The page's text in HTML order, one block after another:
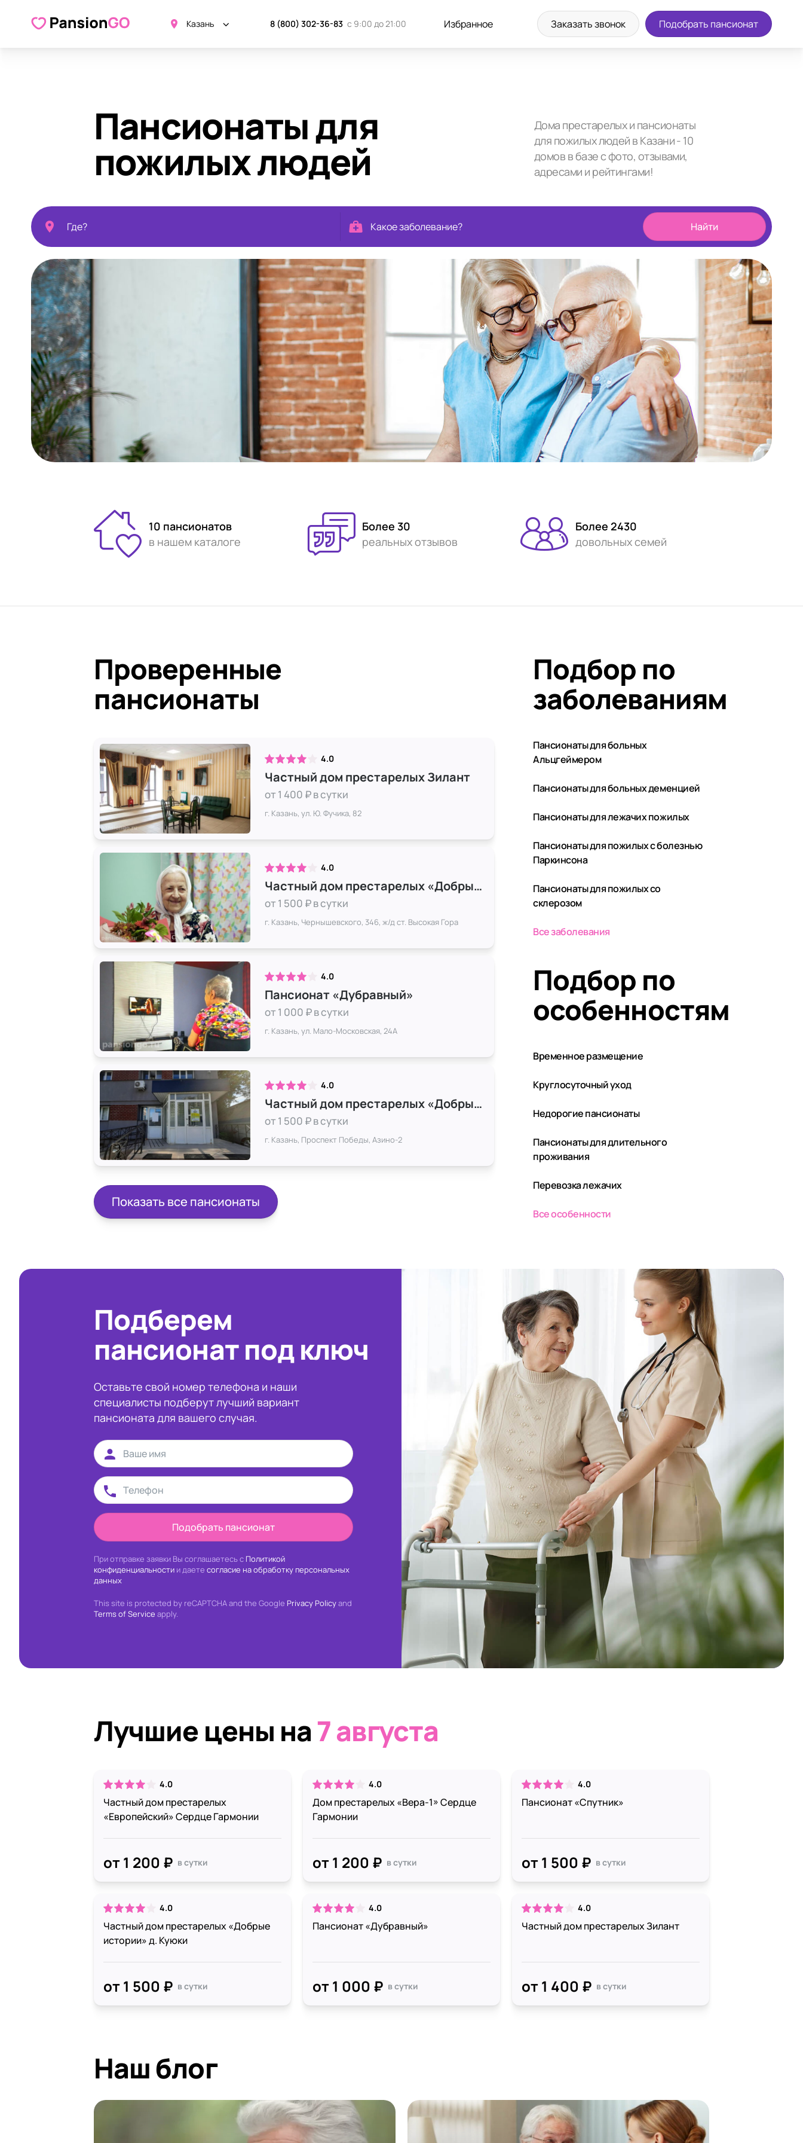
Казань 8 (800) 302-36-83 с 9:00 до 21:00 Избранное Заказать звонок Подобрать пансионат
Пансионаты для
пожилых людей
Дома престарелых и пансионаты
для пожилых людей в Казани - 10
домов в базе с фото, отзывами,
адресами и рейтингами!
Найти
10 пансионатов
в нашем каталоге
Более 30
реальных отзывов
Более 2430
довольных семей
Проверенные
пансионаты
4.0
Частный дом престарелых Зилант
от 1 400 ₽ в сутки
г. Казань, ул. Ю. Фучика, 82
4.0
Частный дом престарелых «Добрые истории» на Чернышевского
от 1 500 ₽ в сутки
г. Казань, ​Чернышевского, 34​6, ж/д ст. Высокая Гора
4.0
Пансионат «Дубравный»
от 1 000 ₽ в сутки
г. Казань, ул. Мало-Московская, 24А
4.0
Частный дом престарелых «Добрые истории» в Азино-2
от 1 500 ₽ в сутки
г. Казань, Проспект Победы, Азино-2
Показать все пансионаты
Подбор по
заболеваниям
Пансионаты для больных
Альцгеймером
Пансионаты для больных деменцией
Пансионаты для лежачих пожилых
Пансионаты для пожилых с болезнью
Паркинсона
Пансионаты для пожилых со
склерозом
Все заболевания
Подбор по
особенностям
Временное размещение
Круглосуточный уход
Недорогие пансионаты
Пансионаты для длительного
проживания
Перевозка лежачих
Все особенности
Подберем
пансионат под ключ
Оставьте свой номер телефона и наши
специалисты подберут лучший вариант
пансионата для вашего случая.
Подобрать пансионат
При отправке заявки Вы соглашаетесь с Политикой
конфиденциальности и даете согласие на обработку персональных
данных
This site is protected by reCAPTCHA and the Google Privacy Policyand
Terms of Service apply.
Лучшие цены на7 августа
4.0
Частный дом престарелых
«Европейский» Сердце Гармонии
от 1 200 ₽ в сутки
4.0
Дом престарелых «Вера-1» Сердце
Гармонии
от 1 200 ₽ в сутки
4.0
Пансионат «Спутник»
от 1 500 ₽ в сутки
4.0
Частный дом престарелых «Добрые
истории» д. Куюки
от 1 500 ₽ в сутки
4.0
Пансионат «Дубравный»
от 1 000 ₽ в сутки
4.0
Частный дом престарелых Зилант
от 1 400 ₽ в сутки
Наш блог